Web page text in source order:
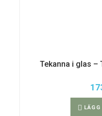
Tekanna i glas –